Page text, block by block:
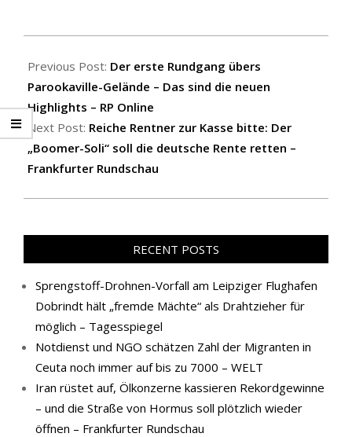
07-
17
Previous Post: Der erste Rundgang übers
Parookaville-Gelände – Das sind die neuen
Highlights – RP Online
Next Post: Reiche Rentner zur Kasse bitte: Der
„Boomer-Soli“ soll die deutsche Rente retten –
Frankfurter Rundschau
RECENT POSTS
Sprengstoff-Drohnen-Vorfall am Leipziger Flughafen
Dobrindt hält „fremde Mächte“ als Drahtzieher für
möglich – Tagesspiegel
Notdienst und NGO schätzen Zahl der Migranten in
Ceuta noch immer auf bis zu 7000 – WELT
Iran rüstet auf, Ölkonzerne kassieren Rekordgewinne
– und die Straße von Hormus soll plötzlich wieder
öffnen – Frankfurter Rundschau